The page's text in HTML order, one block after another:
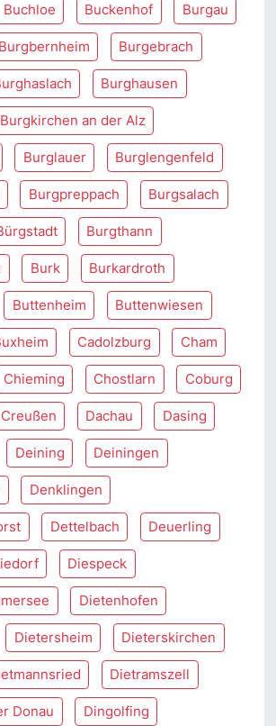
Buchloe Buckenhof Burgau
Burgbernheim Burgebrach
Burghausen
Burgkirchen an der Alz
Burglauer Burglengenfeld
Burgpreppach Burgsalach
Burgthann
Burk Burkardroth
Buttenheim Buttenwiesen
Cadolzburg Cham
Chieming Chostlarn Coburg
Creußen Dachau Dasing
Deining Deiningen
Denklingen
Dettelbach Deuerling
Diespeck
Dietenhofen
Dietersheim Dieterskirchen
Dietramszell
Donau Dingolfing